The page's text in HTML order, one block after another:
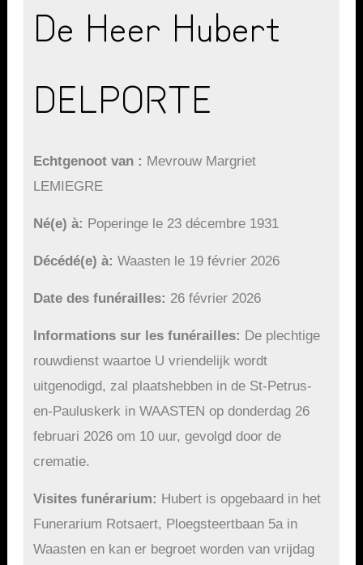
De Heer Hubert
DELPORTE
Echtgenoot van
Mevrouw Margriet
LEMIEGRE
Né(e) à Poperinge le 23 décembre 1931
Décédé(e) à Waasten le 19 février 2026
Date des funérailles 26 février 2026
Informations sur les funérailles
De plechtige
rouwdienst waartoe U vriendelijk wordt
uitgenodigd, zal plaatshebben in de St-Petrus-
en-Pauluskerk in WAASTEN op donderdag 26
februari 2026 om 10 uur, gevolgd door de
crematie.
Visites funérarium
Hubert is opgebaard in het
Funerarium Rotsaert, Ploegsteertbaan 5a in
Waasten en kan er begroet worden van vrijdag